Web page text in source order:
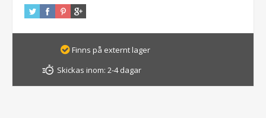
Finns på externt lager
Skickas inom: 2-4 dagar